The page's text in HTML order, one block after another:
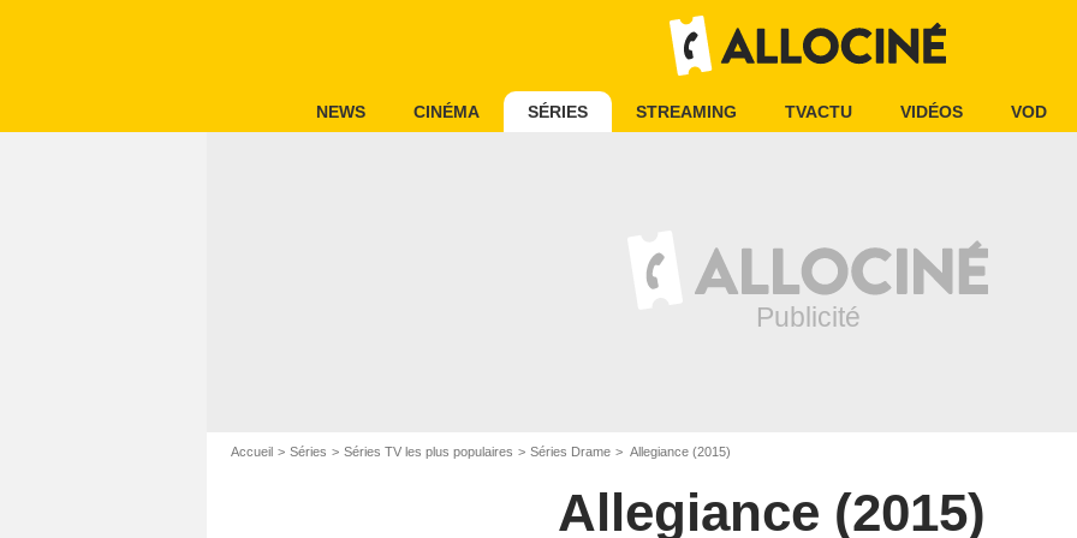
NEWS CINÉMA SÉRIES STREAMING TVACTU VIDÉOS VOD
Accueil Séries Séries TV les plus populaires Séries Drame Allegiance (2015)
Allegiance (2015)